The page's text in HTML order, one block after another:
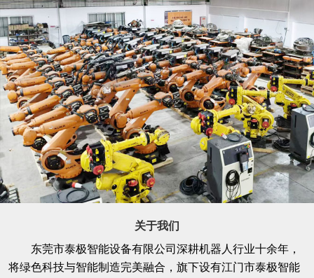
关于我们
东莞市泰极智能设备有限公司深耕机器人行业十余年，
将绿色科技与智能制造完美融合，旗下设有江门市泰极智能